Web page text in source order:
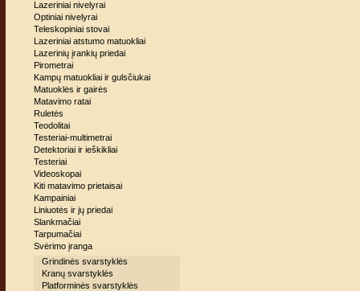
Lazeriniai nivelyrai
Optiniai nivelyrai
Teleskopiniai stovai
Lazeriniai atstumo matuokliai
Lazerinių įrankių priedai
Pirometrai
Kampų matuokliai ir gulsčiukai
Matuoklės ir gairės
Matavimo ratai
Ruletės
Teodolitai
Testeriai-multimetrai
Detektoriai ir ieškikliai
Testeriai
Videoskopai
Kiti matavimo prietaisai
Kampainiai
Liniuotės ir jų priedai
Slankmačiai
Tarpumačiai
Svėrimo įranga
Grindinės svarstyklės
Kranų svarstyklės
Platforminės svarstyklės